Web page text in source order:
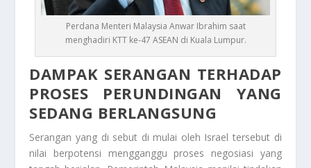
Perdana Menteri Malaysia Anwar Ibrahim saat
menghadiri KTT ke-47 ASEAN di Kuala Lumpur.
DAMPAK SERANGAN TERHADAP
PROSES PERUNDINGAN YANG
SEDANG BERLANGSUNG
Serangan yang di sebut di mulai oleh Israel tersebut di
nilai berpotensi mengganggu proses negosiasi yang